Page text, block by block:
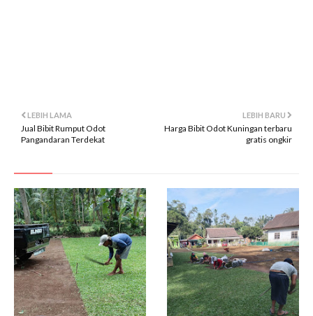
LEBIH BARU
Harga Bibit Odot Kuningan terbaru
gratis ongkir
LEBIH LAMA
Jual Bibit Rumput Odot
Pangandaran Terdekat